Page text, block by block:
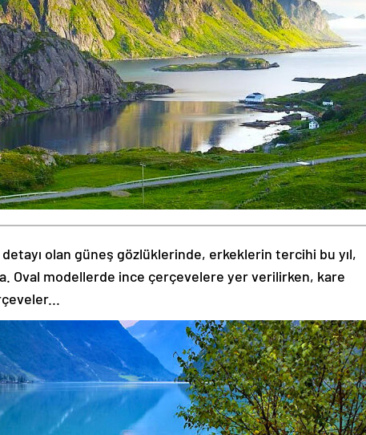
olan güneş gözlüklerinde, erkeklerin tercihi bu yıl,
Oval modellerde ince çerçevelere yer verilirken, kare